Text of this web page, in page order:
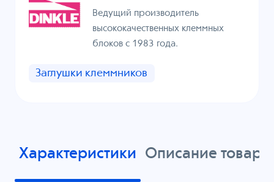
Ведущий производитель
высококачественных клеммных
блоков с 1983 года.
Заглушки клеммников
Характеристики Описание товара